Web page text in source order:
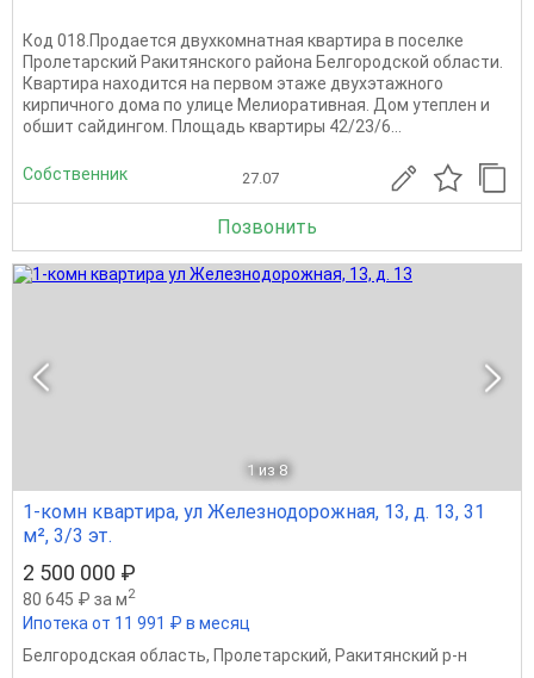
Код 018.Продается двухкомнатная квартира в поселке
Пролетарский Ракитянского района Белгородской области.
Квартира находится на первом этаже двухэтажного
кирпичного дома по улице Мелиоративная. Дом утеплен и
обшит сайдингом. Площадь квартиры 42/23/6...
Собственник 27.07
Позвонить
1 из 8
1-комн квартира, ул Железнодорожная, 13, д. 13, 31
м², 3/3 эт.
2 500 000 ₽
80 645 ₽ за м2
Ипотека от 11 991 ₽ в месяц
Белгородская область, Пролетарский, Ракитянский р-н